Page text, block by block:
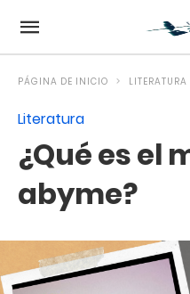
PÁGINA DE INICIO LITERATURA
Literatura
¿Qué es el
abyme?